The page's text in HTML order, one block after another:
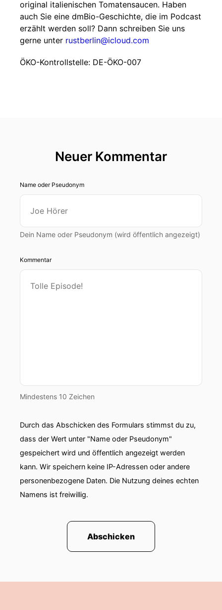
original italienischen Tomatensaucen. Haben
auch Sie eine dmBio-Geschichte, die im Podcast
erzählt werden soll? Dann schreiben Sie uns
gerne unter rustberlin@icloud.com
ÖKO-Kontrollstelle: DE-ÖKO-007
Neuer Kommentar
Name oder Pseudonym
Dein Name oder Pseudonym (wird öffentlich angezeigt)
Kommentar
Mindestens 10 Zeichen
Durch das Abschicken des Formulars stimmst du zu,
dass der Wert unter "Name oder Pseudonym"
gespeichert wird und öffentlich angezeigt werden
kann. Wir speichern keine IP-Adressen oder andere
personenbezogene Daten. Die Nutzung deines echten
Namens ist freiwillig.
Abschicken